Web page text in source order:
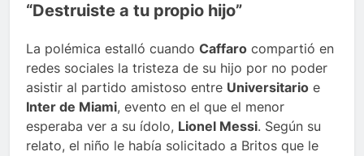
“Destruiste a tu propio hijo”
La polémica estalló cuando Caffaro compartió en
redes sociales la tristeza de su hijo por no poder
asistir al partido amistoso entre Universitario e
Inter de Miami, evento en el que el menor
esperaba ver a su ídolo, Lionel Messi. Según su
relato, el niño le había solicitado a Britos que le